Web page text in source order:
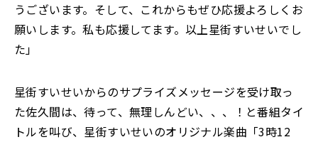
うございます。そして、これからもぜひ応援よろしくお
願いします。私も応援してます。以上星街すいせいでし
た」
星街すいせいからのサプライズメッセージを受け取っ
た佐久間は、待って、無理しんどい、、、！と番組タイ
トルを叫び、星街すいせいのオリジナル楽曲「3時12